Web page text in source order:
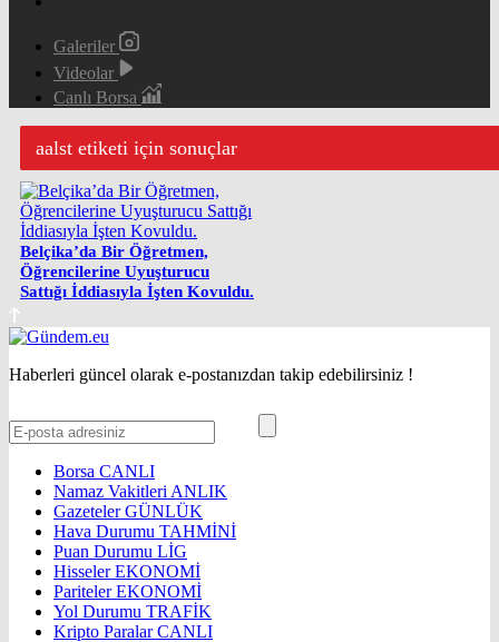
Galeriler
Videolar
Canlı Borsa
aalst etiketi için sonuçlar
Belçika’da Bir Öğretmen,
Öğrencilerine Uyuşturucu
Sattığı İddiasıyla İşten Kovuldu.
Haberleri güncel olarak e-postanızdan takip edebilirsiniz !
Borsa CANLI
Namaz Vakitleri ANLIK
GazetelerGÜNLÜK
Hava Durumu TAHMİNİ
Puan Durumu LİG
HisselerEKONOMİ
ParitelerEKONOMİ
Yol Durumu TRAFİK
Kripto ParalarCANLI